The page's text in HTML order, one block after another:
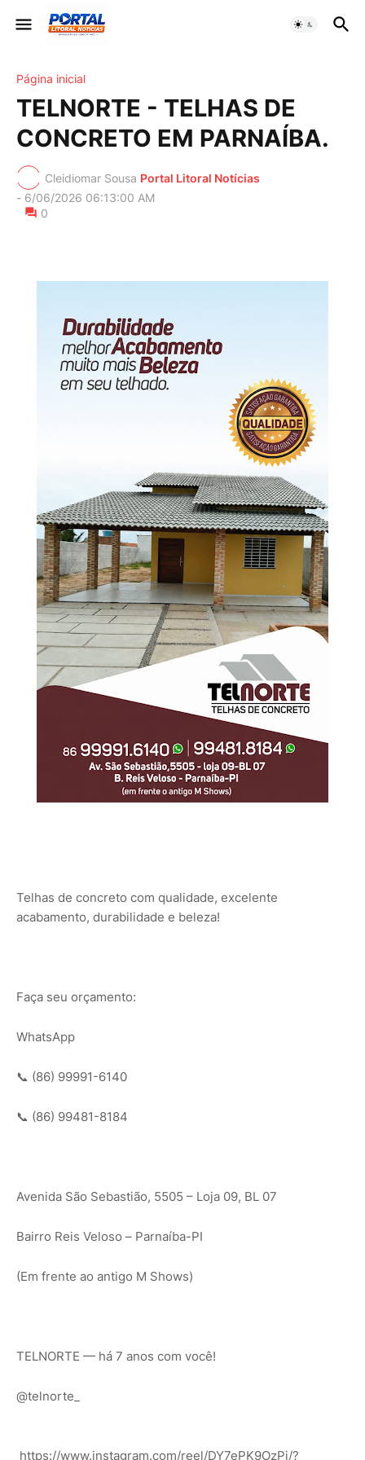
Página inicial
TELNORTE - TELHAS DE
CONCRETO EM PARNAÍBA.
Cleidiomar Sousa Portal Litoral Notícias
- 6/06/2026 06:13:00 AM
0
Telhas de concreto com qualidade, excelente
acabamento, durabilidade e beleza!
Faça seu orçamento:
WhatsApp
📞 (86) 99991-6140
📞 (86) 99481-8184
Avenida São Sebastião, 5505 – Loja 09, BL 07
Bairro Reis Veloso – Parnaíba-PI
(Em frente ao antigo M Shows)
TELNORTE — há 7 anos com você!
@telnorte_
https://www.instagram.com/reel/DY7ePK9OzPj/?